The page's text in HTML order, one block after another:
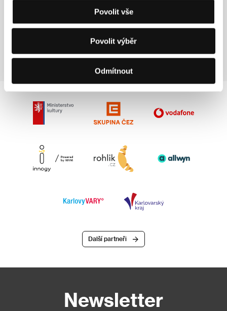
Povolit vše
Povolit výběr
Odmítnout
Další partneři
Newsletter